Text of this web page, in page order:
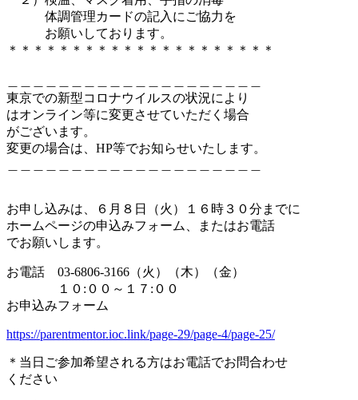
体調管理カードの記入にご協力を
お願いしております。
＊＊＊＊＊＊＊＊＊＊＊＊＊＊＊＊＊＊＊＊＊
東京での新型コロナウイルスの状況により
はオンライン等に変更させていただく場合
がございます。
変更の場合は、HP等でお知らせいたします。
お申し込みは、６月８日（火）１６時３０分までに
ホームページの申込みフォーム、またはお電話
でお願いします。
お電話 03-6806-3166（火）（木）（金）
１０:００～１７:００
お申込みフォーム
https://parentmentor.ioc.link/page-29/page-4/page-25/
＊当日ご参加希望される方はお電話でお問合わせ
ください